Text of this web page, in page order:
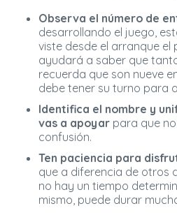
Observa el número de
desarrollando el juego,
viste desde el arranque
ayudará a saber que
recuerda que son nueve
debe tener su turno para
Identifica el nombre y
vas a apoyar para que
confusión.
Ten paciencia para
que a diferencia de otros
no hay un tiempo
mismo, puede durar